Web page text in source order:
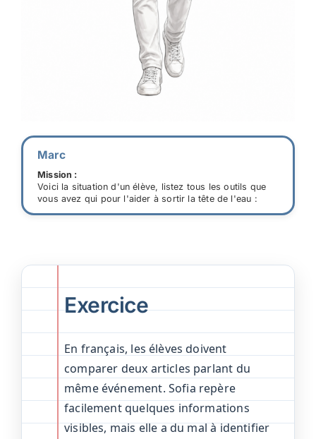
Marc
Mission :
Voici la situation d'un élève, listez tous les outils que
vous avez qui pour l'aider à sortir la tête de l'eau :
Exercice
En français, les élèves doivent
comparer deux articles parlant du
même événement. Sofia repère
facilement quelques informations
visibles, mais elle a du mal à identifier